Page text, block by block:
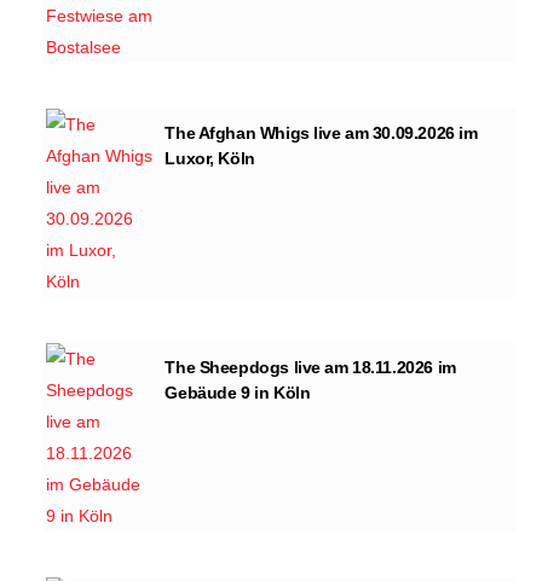
The Afghan Whigs live am 30.09.2026 im
Luxor, Köln
The Sheepdogs live am 18.11.2026 im
Gebäude 9 in Köln